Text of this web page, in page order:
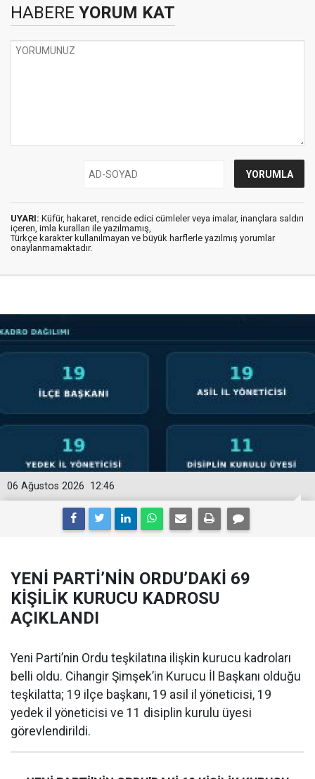
HABERE YORUM KAT
UYARI: Küfür, hakaret, rencide edici cümleler veya imalar, inançlara saldırı
içeren, imla kuralları ile yazılmamış,
Türkçe karakter kullanılmayan ve büyük harflerle yazılmış yorumlar
onaylanmamaktadır.
12:46
06 Ağustos 2026
YENİ PARTİ’NİN ORDU’DAKİ 69
KİŞİLİK KURUCU KADROSU
AÇIKLANDI
Yeni Parti’nin Ordu teşkilatına ilişkin kurucu kadroları
belli oldu. Cihangir Şimşek’in Kurucu İl Başkanı olduğu
teşkilatta; 19 ilçe başkanı, 19 asil il yöneticisi, 19
yedek il yöneticisi ve 11 disiplin kurulu üyesi
görevlendirildi.